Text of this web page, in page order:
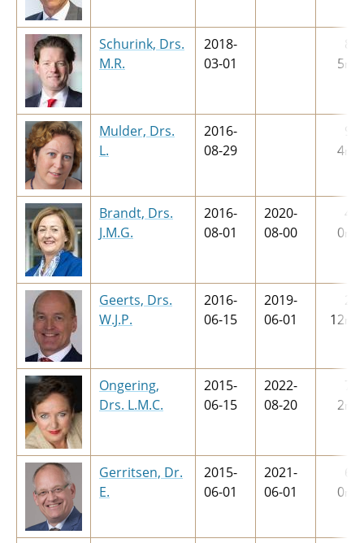
Schurink, Drs.
M.R.
2018-
03-01
8
5m
Mulder, Drs.
L.
2016-
08-29
9
4m
Brandt, Drs.
J.M.G.
2016-
08-01
2020-
08-00
4
0m
Geerts, Drs.
W.J.P.
2016-
06-15
2019-
06-01
2
12m
Ongering,
Drs. L.M.C.
2015-
06-15
2022-
08-20
7
2m
Gerritsen, Dr.
E.
2015-
06-01
2021-
06-01
6
0m